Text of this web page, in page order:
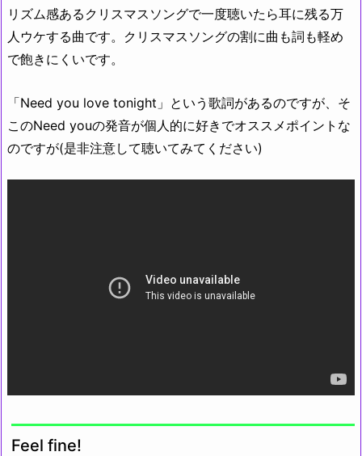
リズム感あるクリスマスソングで一度聴いたら耳に残る万
人ウケする曲です。クリスマスソングの割に曲も詞も軽め
で飽きにくいです。
「Need you love tonight」という歌詞があるのですが、そ
このNeed youの発音が個人的に好きでオススメポイントな
のですが(是非注意して聴いてみてください)
Feel fine!